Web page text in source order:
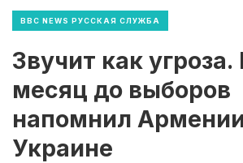
BBC NEWS РУССКАЯ СЛУЖБА
Звучит как угроза.
месяц до выборов
напомнил
Украине